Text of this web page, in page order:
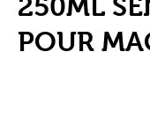
250ML
POUR